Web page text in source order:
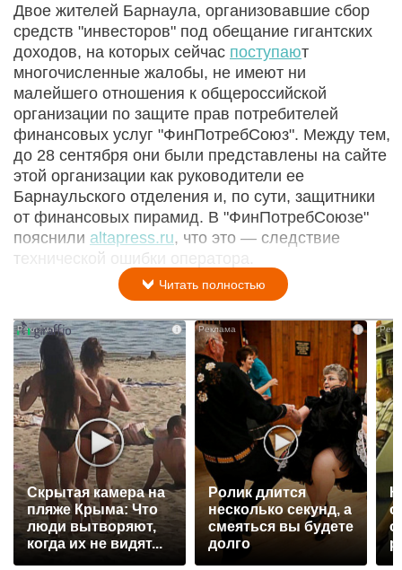
Двое жителей Барнаула, организовавшие сбор
средств "инвесторов" под обещание гигантских
доходов, на которых сейчас поступают
многочисленные жалобы, не имеют ни
малейшего отношения к общероссийской
организации по защите прав потребителей
финансовых услуг "ФинПотребСоюз". Между тем,
до 28 сентября они были представлены на сайте
этой организации как руководители ее
Барнаульского отделения и, по сути, защитники
от финансовых пирамид. В "ФинПотребСоюзе"
пояснили altapress.ru, что это — следствие
технической ошибки оператора.
Читать полностью
i
Скрытая камера на
пляже Крыма: Что
люди вытворяют,
когда их не видят...
Ролик длится
несколько секунд, а
смеяться вы будете
долго